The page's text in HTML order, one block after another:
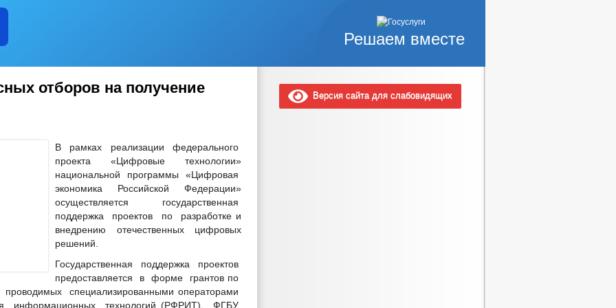
ОМСУ, размещаемой в сети «Интернет»
ЧР постоянного характера
Решаем вместе
отборов на получение
В рамках реализации федерального
проекта «Цифровые технологии»
национальной программы «Цифровая
экономика Российской Федерации»
осуществляется государственная
поддержка проектов по разработке и
внедрению отечественных цифровых
решений.
Государственная поддержка проектов
предоставляется в форме грантов по
специализированными операторами
информационных технологий (РФРИТ), ФГБУ
Версия сайта для слабовидящих